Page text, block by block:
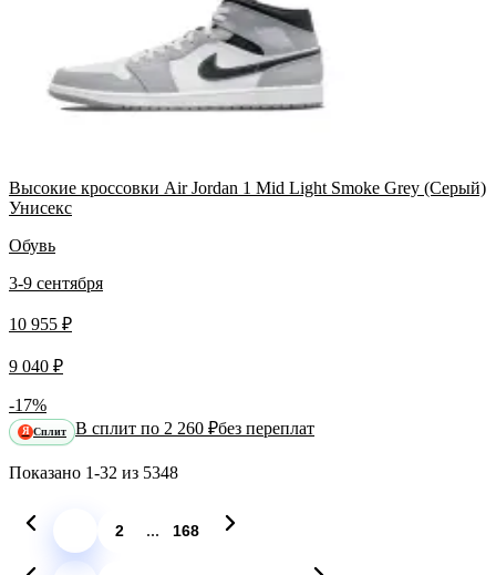
Высокие кроссовки Air Jordan 1 Mid Light Smoke Grey (Серый)
Унисекс
Обувь
3-9 сентября
10 955 ₽
9 040 ₽
-17%
Я Сплит В сплит по 2 260 ₽без переплат
Показано 1-32 из 5348
2 ... 168